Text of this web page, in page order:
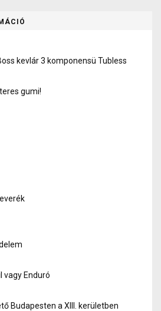
kevlár 3 komponensü Tubless
gumi!
vagy Enduró
Budapesten a XIII. kerületben